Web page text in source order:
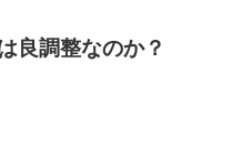
良調整なのか？